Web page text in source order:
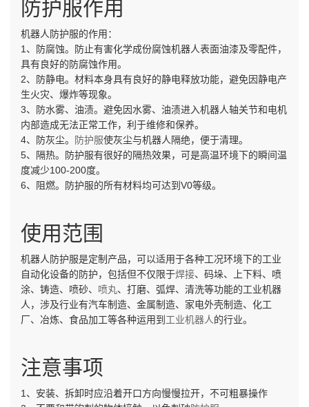
防护服作用
机器人防护服的作用：
1、防腐蚀。防止有害化学成份腐蚀机器人表面油漆及零配件，
具有良好的防腐蚀作用。
2、防静电。材料本身具有良好的静电释放功能，避免因静电产
生火灾、爆炸等现象。
3、防水雾、油渍。避免因水雾、油渍进入机器人轴关节和电机
内部造成无法正常工作，利于维修和保养。
4、防灰尘。
防护服使灰尘与机器人隔绝，便于清理。
5、隔热。防护服有很好的隔热效果，可是高温环境下的瞬间温
度减少100-200度。
6、阻燃。防护服的所有材料均可达到V0等级。
使用范围
机器人防护服是定制产品，可以适用于各种工况环境下的工业
自动化设备的防护，包括但不仅限于焊接、码垛、上下料、喷
涂、铸造、喷砂、 喷丸、打磨、弧焊、清洗等功能的工业机器
人，涉及行业有汽车制造、金属制造、家电外壳制造、化工
厂、冶炼、食品加工等各种运用到 工业机器人的行业。
注意事项
1、安装、拆卸时应沿着开口方向慢慢拉开，不可粗暴操作